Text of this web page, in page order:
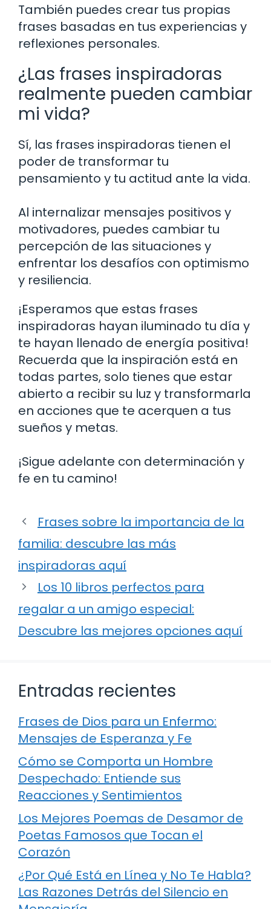
También puedes crear tus propias
frases basadas en tus experiencias y
reflexiones personales.
¿Las frases inspiradoras
realmente pueden cambiar
mi vida?
Sí, las frases inspiradoras tienen el
poder de transformar tu
pensamiento y tu actitud ante la vida.
Al internalizar mensajes positivos y
motivadores, puedes cambiar tu
percepción de las situaciones y
enfrentar los desafíos con optimismo
y resiliencia.
¡Esperamos que estas frases
inspiradoras hayan iluminado tu día y
te hayan llenado de energía positiva!
Recuerda que la inspiración está en
todas partes, solo tienes que estar
abierto a recibir su luz y transformarla
en acciones que te acerquen a tus
sueños y metas.
¡Sigue adelante con determinación y
fe en tu camino!
Frases sobre la importancia de la
familia: descubre las más
inspiradoras aquí
Los 10 libros perfectos para
regalar a un amigo especial:
Descubre las mejores opciones aquí
Entradas recientes
Frases de Dios para un Enfermo:
Mensajes de Esperanza y Fe
Cómo se Comporta un Hombre
Despechado: Entiende sus
Reacciones y Sentimientos
Los Mejores Poemas de Desamor de
Poetas Famosos que Tocan el
Corazón
¿Por Qué Está en Línea y No Te Habla?
Las Razones Detrás del Silencio en